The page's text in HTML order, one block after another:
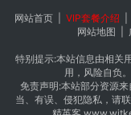
网站首页| VIP套餐介绍
网站地图
特别提示:本站信息由相关
用，风险自负
免责声明:本站部分资源
当、有误、侵犯隐私，请